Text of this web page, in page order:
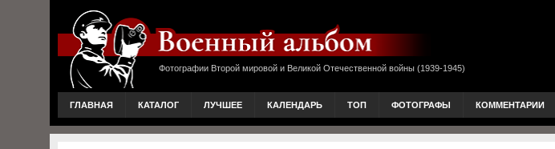
Фотографии Второй мировой и Великой Отечественной войны (1939-1945)
ГЛАВНАЯ КАТАЛОГ ЛУЧШЕЕ КАЛЕНДАРЬ ТОП ФОТОГРАФЫ КОММЕНТАРИИ